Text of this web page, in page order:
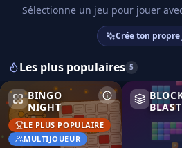
Sélectionne un jeu pour jouer
Crée ton propre
Les plus populaires 5
BINGO
NIGHT
LE PLUS POPULAIRE
MULTIJOUEUR
Bingo Night
BLAST
Block Blast